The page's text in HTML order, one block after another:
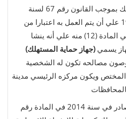
تم إنشاء جهاز حماية المستهلك بموجب القانون رقم 67 لسنة
2006 الصادر في 19/5/2006 علي أن يتم العمل به اعتبارا من
20/8/2006 حيث تم النص في المادة (12) منه علي أنه ينشا
يسمي(جهاز حماية المستهلك)
مصالحه تكون له الشخصية
المختص ويكون مركزه الرئيسي مدينة
كما أكد الدستور المصري الصادر في سنة 2014 في المادة رقم